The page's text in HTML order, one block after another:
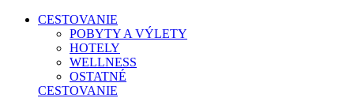
CESTOVANIE
POBYTY A VÝLETY
HOTELY
WELLNESS
OSTATNÉ
CESTOVANIE